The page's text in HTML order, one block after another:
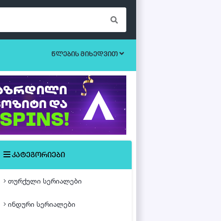
ბოევიკი
ეროტიული
ისტორიული
მძაფრ-სიუჟეტიანი
უკრაინული სერიალები
წლების მიხედვით
კატეგორიები
თურქული სერიალები
ინდური სერიალები